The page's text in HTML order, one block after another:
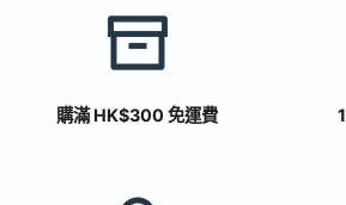
購滿 HK$300 免運費